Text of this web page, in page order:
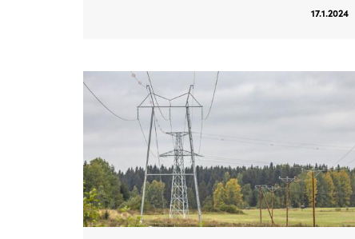
17.1.2024